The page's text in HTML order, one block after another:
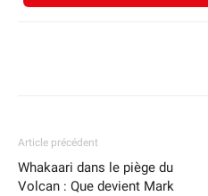
Article précédent
Whakaari dans le piège du
Volcan : Que devient Mark